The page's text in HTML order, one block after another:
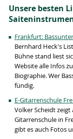
Unsere besten
Frankfurt:
Bernhard Heck's
Bühne stand liest
Website alle Infos
Biographie. Wer
fündig.
E-Gitarrenschule
Volker Scheidt
Gitarrenschule in
gibt es auch Fotos